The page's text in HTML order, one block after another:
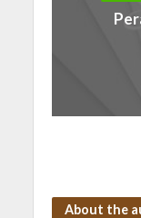
About the